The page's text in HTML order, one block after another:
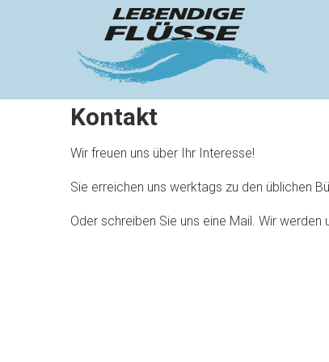
LEBENDIGE
FLÜSSE E.
K
o
n
t
Kontakt
Wir freuen uns über Ihr Interesse!
Sie erreichen uns werktags zu den üblichen
Oder schreiben Sie uns eine Mail. Wir werden